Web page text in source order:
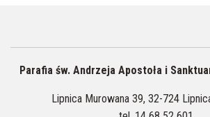
Parafia św. Andrzeja Apostoła i
Lipnica Murowana 39, 32-724